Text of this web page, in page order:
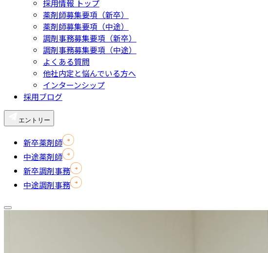
採用情報 トップ
薬剤師募集要項（新卒）
薬剤師募集要項（中途）
調剤事務募集要項（新卒）
調剤事務募集要項（中途）
よくある質問
他社内定と悩んでいる方へ
インターンシップ
採用ブログ
エントリー
新卒薬剤師
中途薬剤師
新卒調剤事務
中途調剤事務